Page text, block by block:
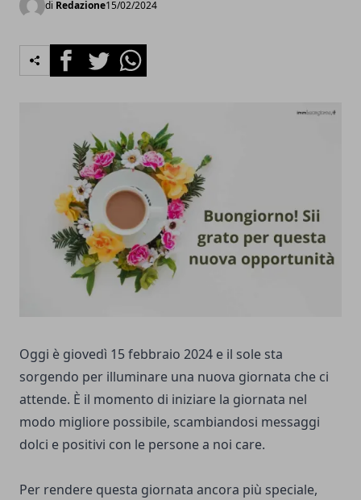
di Redazione15/02/2024
FacebookTwitterWhatsapp
Oggi è giovedì 15 febbraio 2024 e il sole sta
sorgendo per illuminare una nuova giornata che ci
attende. È il momento di iniziare la giornata nel
modo migliore possibile, scambiandosi messaggi
dolci e positivi con le persone a noi care.
Per rendere questa giornata ancora più speciale,